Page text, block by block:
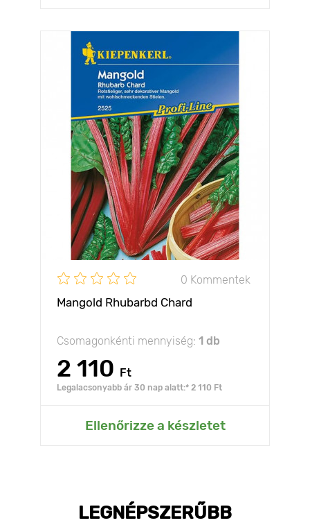
0 Kommentek
Mangold Rhubarbd Chard
Csomagonkénti mennyiség: 1 db
2 110 Ft
Legalacsonyabb ár 30 nap alatt:* 2 110 Ft
Ellenőrizze a készletet
LEGNÉPSZERŰBB